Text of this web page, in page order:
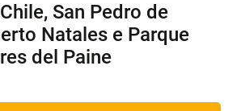
San Pedro de
Natales e Parque
del Paine